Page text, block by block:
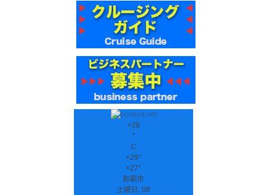
+28
°
C
+29°
+27°
那覇市
土曜日, 08